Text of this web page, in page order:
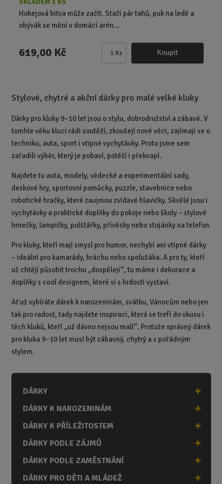
SKLADEM 1 KS
Hokejová bitva může začít. Stačí pár tahů, puk na ledě a
obývák se mění v domácí arén...
619,00 Kč
Z
i
p
o
č
e
Ks Koupit
Stylové, chytré a akční dárky pro malé velké kluky
Dárky pro kluky 9–10 let jsou o stylu, dobrodružství a zábavě. V
tomhle věku kluci rádi soutěží, zkoušejí nové věci, zajímají se o
techniku, auta, sport i vtipné vychytávky. Proto jsme sem
zařadili výběr, který je pobaví, potěší i překvapí.
Najdete tu auta, modely, vědecké a experimentální sady,
deskové hry, sportovní pomůcky, puzzle, stavebnice nebo
robotické hračky, které zaujmou zvídavé hlavičky. Skvělé jsou i
vychytávky a praktické doplňky do pokoje nebo školy – stylové
hrnečky, lampičky, polštářky, přívěsky nebo stojánky na telefon.
Pro kluky, kteří mají smysl pro humor, nechybí ani vtipné dárky
– ideální pro kamarády, bráchu nebo spolužáka. A pro ty, kteří
už chtějí působit trochu „dospěleji“, tu máme i dekorace a
doplňky s cool designem, které si s hrdostí vystaví.
Ať už vybíráte dárek k narozeninám, svátku, Vánocům nebo jen
tak pro radost, tady najdete inspiraci, která se trefí do vkusu i
těch kluků, kteří „už dávno nejsou malí“. Protože správný dárek
pro kluka 9–10 let musí být zábavný, chytrý a s pořádným
stylem.
DÁRKY
DÁRKY K NAROZENINÁM
DÁRKY K PŘÍLEŽITOSTEM
DÁRKY PODLE ZÁJMŮ
DÁRKY PODLE ZAMĚSTNÁNÍ
DÁRKY PRO DĚTI A MLÁDEŽ